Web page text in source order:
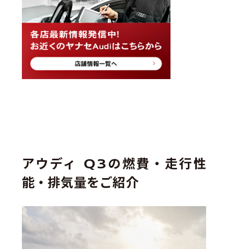
アウディ Q3の燃費・走行性
能・排気量をご紹介